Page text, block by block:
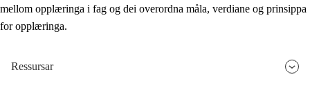
mellom opplæringa i fag og dei overordna måla, verdiane og prinsippa
for opplæringa.
Ressursar